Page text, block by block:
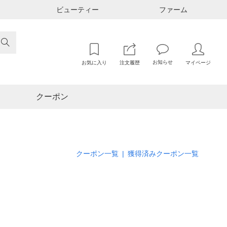
ビューティー ファーム

お気に入り 注文履歴 お知らせ マイページ
クーポン
クーポン一覧 | 獲得済みクーポン一覧